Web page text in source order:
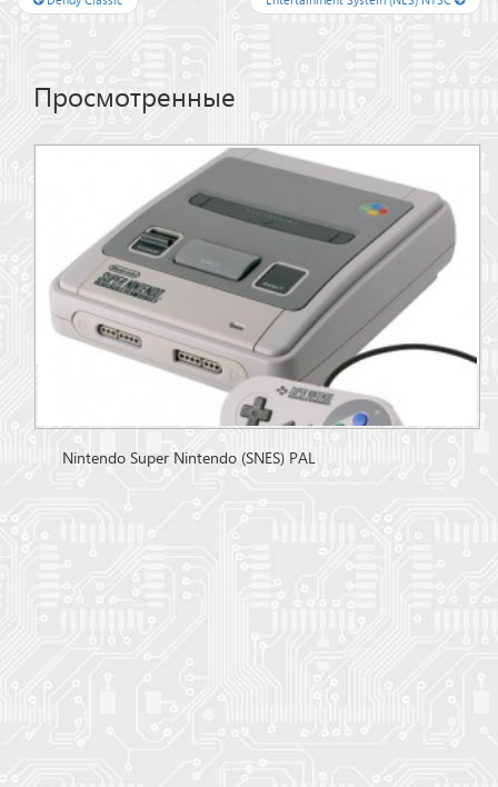
Просмотренные
Nintendo Super Nintendo (SNES) PAL